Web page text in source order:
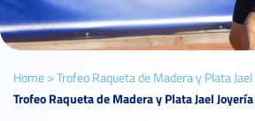
Home>Trofeo Raqueta de Madera y Plata
Trofeo Raqueta de Madera y Plata Jael Joyería